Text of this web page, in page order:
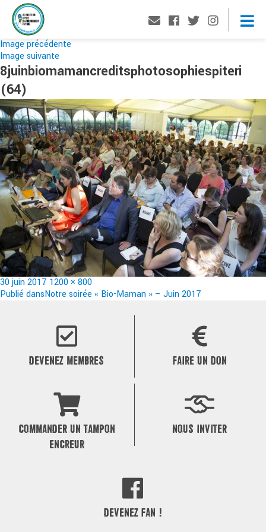
Image précédente
Image suivante
8juinbiomamancreditsphotosophiespiteri
(64)
Publié
le
30 juin 2017 Taille
réelle
1200 × 800
Navigation
Publié dansNotre soirée « Bio-Maman » – Juin 2017
DEVENEZ MEMBRES FAIRE UN DON
COMMANDER UN TAMPON
ENCREUR
NOUS INVITER
DEVENEZ FAN !